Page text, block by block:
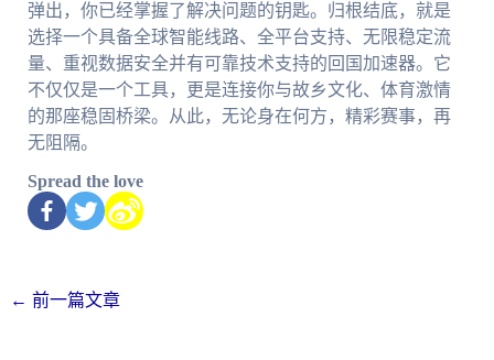
弹出，你已经掌握了解决问题的钥匙。归根结底，就是
选择一个具备全球智能线路、全平台支持、无限稳定流
量、重视数据安全并有可靠技术支持的回国加速器。它
不仅仅是一个工具，更是连接你与故乡文化、体育激情
的那座稳固桥梁。从此，无论身在何方，精彩赛事，再
无阻隔。
Spread the love
← 前一篇文章